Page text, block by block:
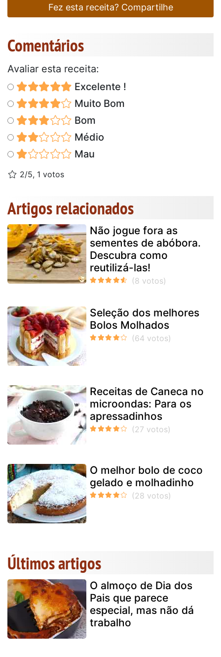
Fez esta receita? Compartilhe
Comentários
Avaliar esta receita:
Excelente !
Muito Bom
Bom
Médio
Mau
2/5, 1 votos
Artigos relacionados
Não jogue fora as
sementes de abóbora.
Descubra como
reutilizá-las!
Seleção dos melhores
Bolos Molhados
Receitas de Caneca no
microondas: Para os
apressadinhos
O melhor bolo de coco
gelado e molhadinho
Últimos artigos
O almoço de Dia dos
Pais que parece
especial, mas não dá
trabalho